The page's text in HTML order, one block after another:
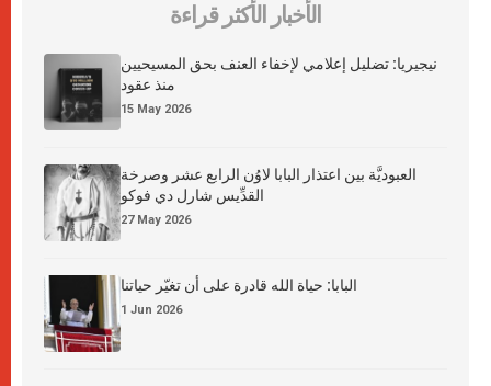
الأخبار الأكثر قراءة
نيجيريا: تضليل إعلامي لإخفاء العنف بحق المسيحيين
منذ عقود
15 May 2026
العبوديَّة بين اعتذار البابا لاوُن الرابع عشر وصرخة
القدِّيس شارل دي فوكو
27 May 2026
البابا: حياة الله قادرة على أن تغيّر حياتنا
1 Jun 2026